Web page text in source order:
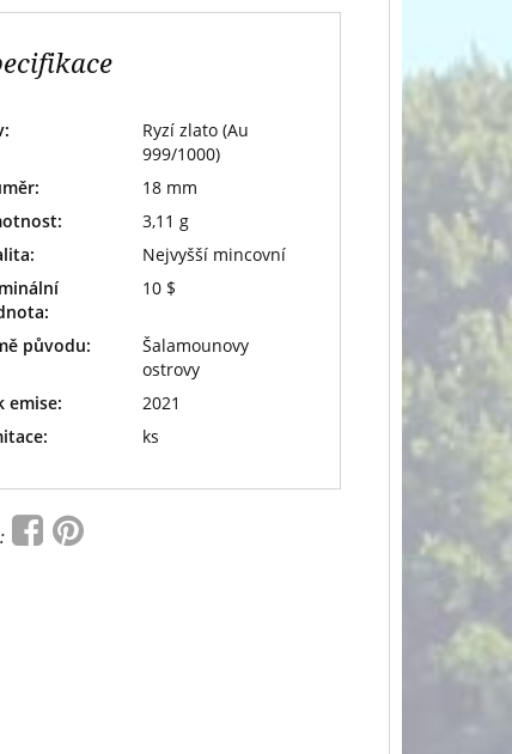
Ryzí zlato (Au
999/1000)
18 mm
3,11 g
Nejvyšší mincovní
10 $
původu:
Šalamounovy
ostrovy
emise:
2021
ks